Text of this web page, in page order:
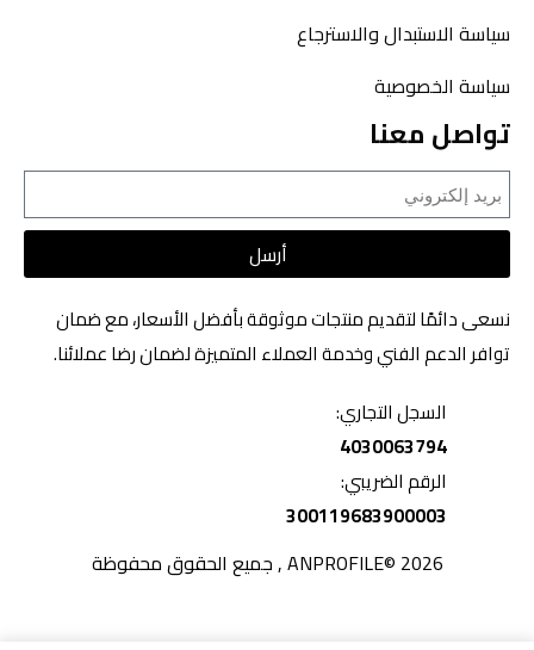
سياسة الاستبدال والاسترجاع
سياسة الخصوصية
تواصل معنا
أرسل
نسعى دائمًا لتقديم منتجات موثوقة بأفضل الأسعار، مع ضمان
توافر الدعم الفني وخدمة العملاء المتميزة لضمان رضا عملائنا.
السجل التجاري:
4030063794
الرقم الضريبي:
300119683900003
2026 ©ANPROFILE , جميع الحقوق محفوظة